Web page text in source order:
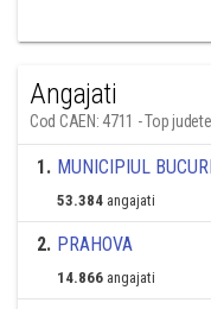
Angajati
Cod CAEN: 4711 - Top
1. MUNICIPIUL
53.384 angajati
2. PRAHOVA
14.866 angajati